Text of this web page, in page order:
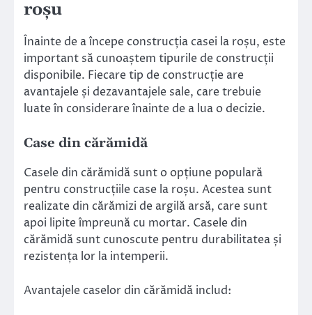
roșu
Înainte de a începe construcția casei la roșu, este
important să cunoaștem tipurile de construcții
disponibile. Fiecare tip de construcție are
avantajele și dezavantajele sale, care trebuie
luate în considerare înainte de a lua o decizie.
Case din cărămidă
Casele din cărămidă sunt o opțiune populară
pentru construcțiile case la roșu. Acestea sunt
realizate din cărămizi de argilă arsă, care sunt
apoi lipite împreună cu mortar. Casele din
cărămidă sunt cunoscute pentru durabilitatea și
rezistența lor la intemperii.
Avantajele caselor din cărămidă includ: